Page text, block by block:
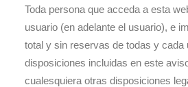
Toda persona que acceda a esta
usuario (en adelante el usuario), e
total y sin reservas de todas y cada
disposiciones incluidas en este
cualesquiera otras disposiciones